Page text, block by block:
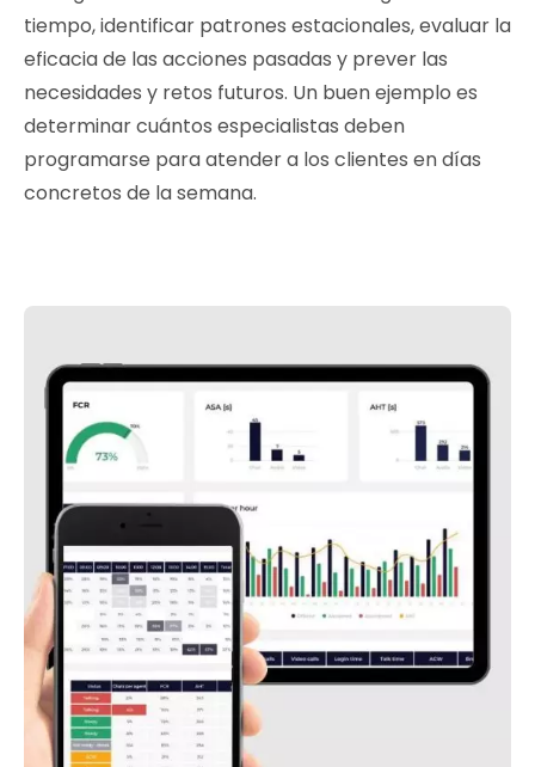
tiempo, identificar patrones estacionales, evaluar la
eficacia de las acciones pasadas y prever las
necesidades y retos futuros. Un buen ejemplo es
determinar cuántos especialistas deben
programarse para atender a los clientes en días
concretos de la semana.